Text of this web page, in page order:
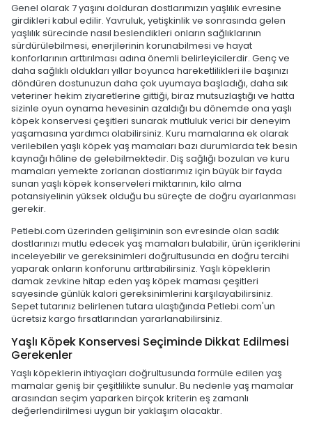
Genel olarak 7 yaşını dolduran dostlarımızın yaşlılık evresine
girdikleri kabul edilir. Yavruluk, yetişkinlik ve sonrasında gelen
yaşlılık sürecinde nasıl beslendikleri onların sağlıklarının
sürdürülebilmesi, enerjilerinin korunabilmesi ve hayat
konforlarının arttırılması adına önemli belirleyicilerdir. Genç ve
daha sağlıklı oldukları yıllar boyunca hareketlilikleri ile başınızı
döndüren dostunuzun daha çok uyumaya başladığı, daha sık
veteriner hekim ziyaretlerine gittiği, biraz mutsuzlaştığı ve hatta
sizinle oyun oynama hevesinin azaldığı bu dönemde ona yaşlı
köpek konservesi çeşitleri sunarak mutluluk verici bir deneyim
yaşamasına yardımcı olabilirsiniz. Kuru mamalarına ek olarak
verilebilen yaşlı köpek yaş mamaları bazı durumlarda tek besin
kaynağı hâline de gelebilmektedir. Diş sağlığı bozulan ve kuru
mamaları yemekte zorlanan dostlarımız için büyük bir fayda
sunan yaşlı köpek konserveleri miktarının, kilo alma
potansiyelinin yüksek olduğu bu süreçte de doğru ayarlanması
gerekir.
Petlebi.com üzerinden gelişiminin son evresinde olan sadık
dostlarınızı mutlu edecek yaş mamaları bulabilir, ürün içeriklerini
inceleyebilir ve gereksinimleri doğrultusunda en doğru tercihi
yaparak onların konforunu arttırabilirsiniz. Yaşlı köpeklerin
damak zevkine hitap eden yaş köpek maması çeşitleri
sayesinde günlük kalori gereksinimlerini karşılayabilirsiniz.
Sepet tutarınız belirlenen tutara ulaştığında Petlebi.com'un
ücretsiz kargo fırsatlarından yararlanabilirsiniz.
Yaşlı Köpek Konservesi Seçiminde Dikkat Edilmesi
Gerekenler
Yaşlı köpeklerin ihtiyaçları doğrultusunda formüle edilen yaş
mamalar geniş bir çeşitlilikte sunulur. Bu nedenle yaş mamalar
arasından seçim yaparken birçok kriterin eş zamanlı
değerlendirilmesi uygun bir yaklaşım olacaktır.